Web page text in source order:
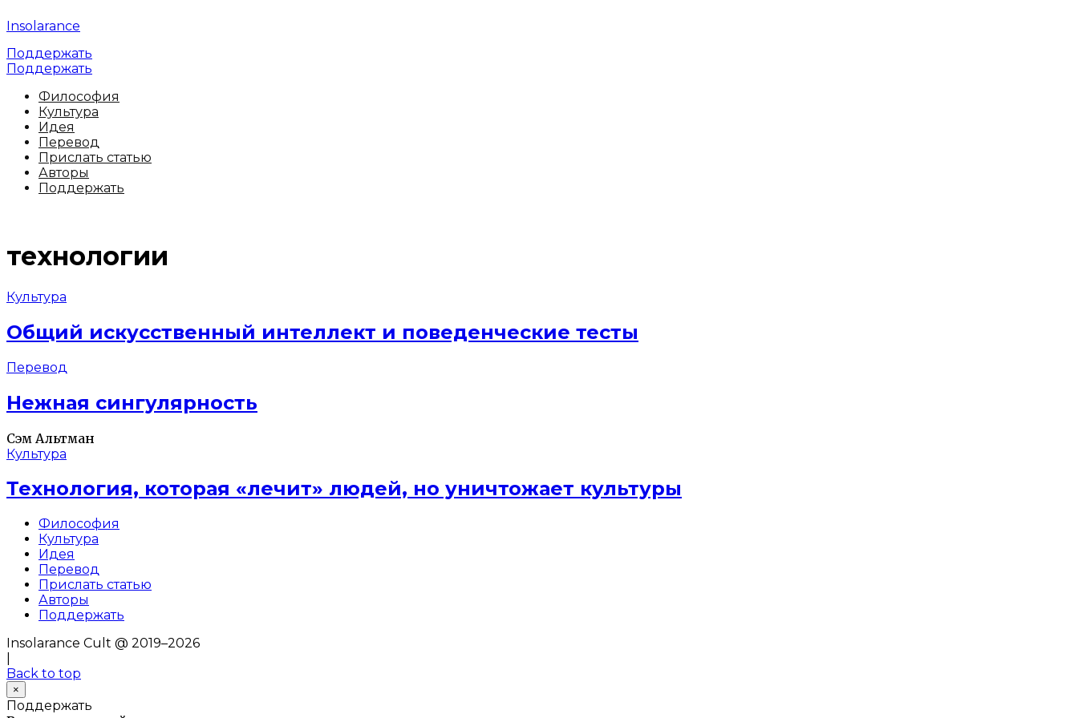
Insolarance
Поддержать
Поддержать
Философия
Культура
Идея
Перевод
Прислать статью
Авторы
Поддержать
технологии
Культура
Общий искусственный интеллект и поведенческие тесты
Перевод
Нежная сингулярность
Сэм Альтман
Культура
Технология, которая «лечит» людей, но уничтожает культуры
Философия
Культура
Идея
Перевод
Прислать статью
Авторы
Поддержать
Insolarance Cult @ 2019–2026
Back to top
×
Поддержать